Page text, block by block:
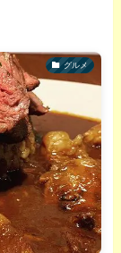
グルメ